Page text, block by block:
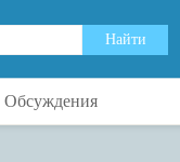
Обсуждения